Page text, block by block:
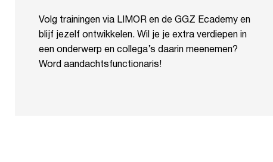
Volg trainingen via LIMOR en de GGZ Ecademy en
blijf jezelf ontwikkelen. Wil je je extra verdiepen in
een onderwerp en collega’s daarin meenemen?
Word aandachtsfunctionaris!